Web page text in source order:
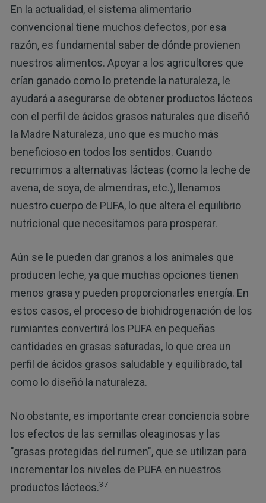
En la actualidad, el sistema alimentario
convencional tiene muchos defectos, por esa
razón, es fundamental saber de dónde provienen
nuestros alimentos. Apoyar a los agricultores que
crían ganado como lo pretende la naturaleza, le
ayudará a asegurarse de obtener productos lácteos
con el perfil de ácidos grasos naturales que diseñó
la Madre Naturaleza, uno que es mucho más
beneficioso en todos los sentidos. Cuando
recurrimos a alternativas lácteas (como la leche de
avena, de soya, de almendras, etc.), llenamos
nuestro cuerpo de PUFA, lo que altera el equilibrio
nutricional que necesitamos para prosperar.
Aún se le pueden dar granos a los animales que
producen leche, ya que muchas opciones tienen
menos grasa y pueden proporcionarles energía. En
estos casos, el proceso de biohidrogenación de los
rumiantes convertirá los PUFA en pequeñas
cantidades en grasas saturadas, lo que crea un
perfil de ácidos grasos saludable y equilibrado, tal
como lo diseñó la naturaleza.
No obstante, es importante crear conciencia sobre
los efectos de las semillas oleaginosas y las
"grasas protegidas del rumen", que se utilizan para
incrementar los niveles de PUFA en nuestros
productos lácteos.37